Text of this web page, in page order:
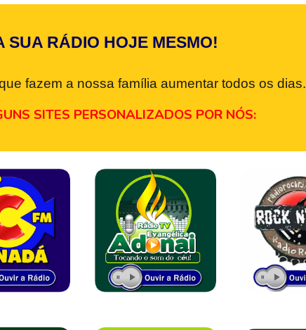
SUA RÁDIO HOJE MESMO!
fazem a nossa família aumentar todos os dias.
SITES PERSONALIZADOS POR NÓS: